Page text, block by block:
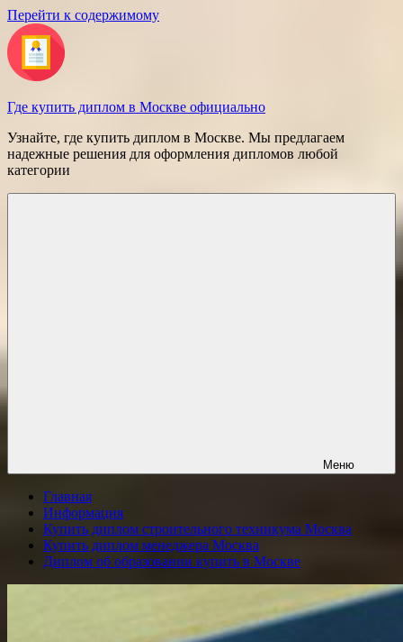
Перейти к содержимому
Где купить диплом в Москве официально
Узнайте, где купить диплом в Москве. Мы предлагаем
надежные решения для оформления дипломов любой
категории
Меню
Главная
Информация
Купить диплом строительного техникума Москва
Купить диплом менеджера Москва
Диплом об образовании купить в Москве